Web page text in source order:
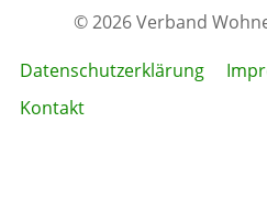
© 2026 Verband
Datenschutzerklärung
Kontakt